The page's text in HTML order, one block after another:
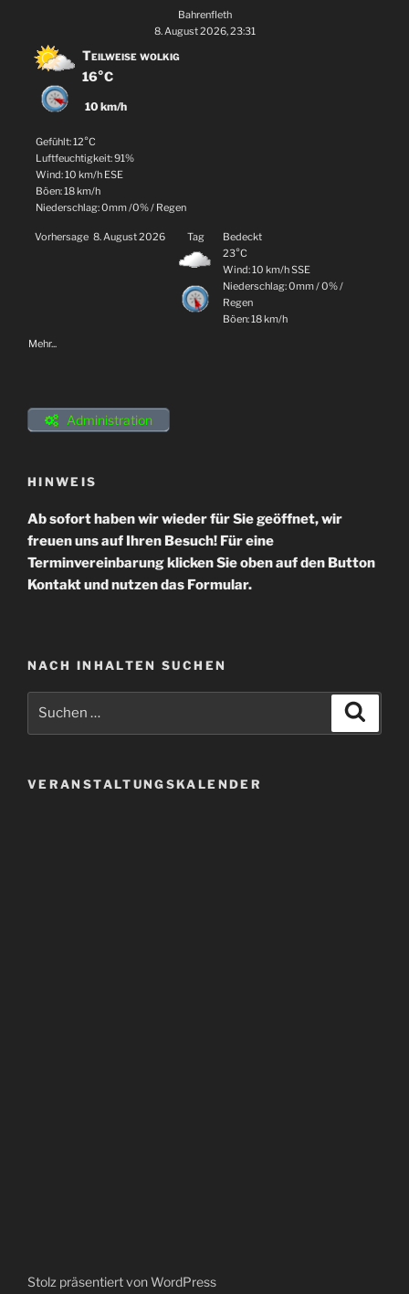
Bahrenfleth
8. August 2026, 23:31
Teilweise wolkig
16°C
10 km/h
Gefühlt: 12°C
Luftfeuchtigkeit: 91%
Wind: 10 km/h ESE
Böen: 18 km/h
Niederschlag:0mm/0%/ Regen
Vorhersage 8. August 2026 Tag
Bedeckt
23°C
Wind: 10 km/h SSE
Niederschlag:0mm/0%/
Regen
Böen: 18 km/h
Mehr...
Administration
HINWEIS
Ab sofort haben wir wieder für Sie geöffnet, wir
freuen uns auf Ihren Besuch! Für eine
Terminvereinbarung klicken Sie oben auf den Button
Kontakt und nutzen das Formular.
NACH INHALTEN SUCHEN
VERANSTALTUNGSKALENDER
Stolz präsentiert von WordPress